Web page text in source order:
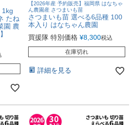
1kg
たね
園 農
【2026年産 予約販売】福岡県 はなちゃ
ん農園産 さつまいも苗
さつまいも苗 選べる6品種 100
本入り はなちゃん農園
買援隊 特別価格 ¥8,300税込
在庫切れ
詳細を見る